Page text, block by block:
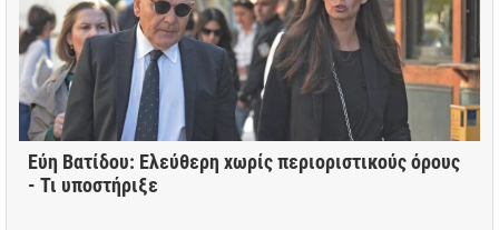
Εύη Βατίδου: Ελεύθερη χωρίς περιοριστικούς όρους
- Τι υποστήριξε